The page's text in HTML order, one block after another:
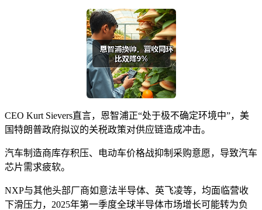
CEO Kurt Sievers直言，恩智浦正“处于极不确定环境中”，美
国特朗普政府拟议的关税政策对供应链造成冲击。
汽车制造商库存积压、电动车价格战抑制采购意愿，导致汽车
芯片需求疲软。
NXP与其他头部厂商如意法半导体、英飞凌等，均面临营收
下滑压力，2025年第一季度全球半导体市场增长可能转为负